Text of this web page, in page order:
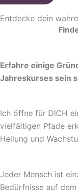
Entdecke dein
Erfahre einige
Jahreskurses sein
Ich öffne für DICH
vielfältigen Pfade
Heilung und
Jeder Mensch ist
Bedürfnisse auf